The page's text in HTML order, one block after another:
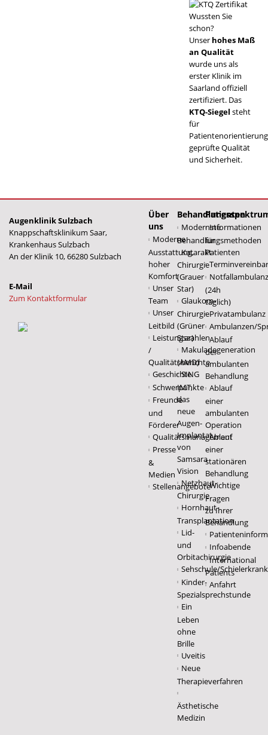
Wussten Sie
schon?
Unser hohes Maß
an Qualität
wurde uns als
erster Klinik im
Saarland offiziell
zertifiziert. Das
KTQ-Siegel steht
für
geprüfte Qualität
und Sicherheit.
Augenklinik Sulzbach
Knappschaftsklinikum Saar,
Krankenhaus Sulzbach
An der Klinik 10, 66280 Sulzbach
Zum Kontaktformular
Über
uns
Moderne
Ausstattung,
hoher
Komfort
Unser
Team
Unser
Leitbild
Leistungszahlen
/
Qualitätsberichte
Geschichte
Schwerpunkte
Freunde
und
Förderer
Qualitätsmanagement
Presse
&
Medien
Stellenangebote
Modernste
Behandlungsmethoden
Katarakt-
Chirurgie
(Grauer
Star)
Glaukom-
Chirurgie
(Grüner
Star)
Makuladegeneration
(AMD)
SING
IMT,
das
neue
Augen-
Implantat
von
Samsara
Vision
Netzhaut-
Chirurgie
Hornhaut-
Transplantation
Lid-
und
Orbitachirurgie
Sehschule/
Kinder-
Spezialsprechstunde
Ein
Leben
ohne
Brille
Uveitis
Neue
Therapieverfahren
Ästhetische
Medizin
Patienten
Informationen
für
Patienten
(24h
täglich)
Privatambulanz
Ambulanzen/
Ablauf
der
ambulanten
Behandlung
Ablauf
einer
ambulanten
Operation
Ablauf
einer
stationären
Behandlung
Wichtige
Fragen
zu Ihrer
Behandlung
Infoabende
International
Patients
Anfahrt